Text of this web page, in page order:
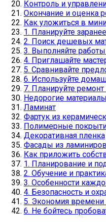
Контроль и
Окончание и оценка
Как уложиться в
1. Планируйте заранее
2. Поиск дешевых
3. Выполняйте
4. Приглашайте
5. Сравнивайте
6. Используйте
7. Планируйте
Недорогие
Ламинат
Фартук из
Полимерные
Декоративная пленка
Фасады из
Как приложить
1. Планирование и
2. Обучение и
3. Особенности
4. Безопасность и
5. Экономия времени
6. Не бойтесь